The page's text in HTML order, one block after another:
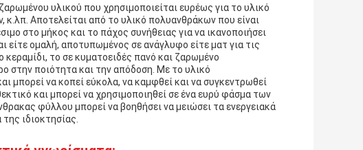
υλικού που χρησιμοποιείται ευρέως για το υλικό
Αποτελείται από το υλικό πολυανθράκων που είναι
στο μήκος και το πάχος συνήθειας για να ικανοποιήσει
είτε ομαλή, αποτυπωμένος σε ανάγλυφο είτε ματ για τις
το σε κυματοειδές πανό και ζαρωμένο
στην ποιότητα και την απόδοση. Με το υλικό
μπορεί να κοπεί εύκολα, να καμφθεί και να συγκεντρωθεί
και μπορεί να χρησιμοποιηθεί σε ένα ευρύ φάσμα των
φύλλου μπορεί να βοηθήσει να μειώσει τα ενεργειακά
ιδιοκτησίας.